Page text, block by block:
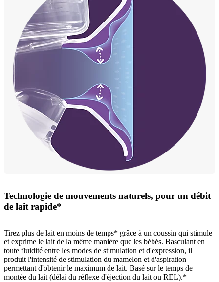
Technologie de mouvements naturels, pour un débit
de lait rapide*
Tirez plus de lait en moins de temps* grâce à un coussin qui stimule
et exprime le lait de la même manière que les bébés. Basculant en
toute fluidité entre les modes de stimulation et d'expression, il
produit l'intensité de stimulation du mamelon et d'aspiration
permettant d'obtenir le maximum de lait. Basé sur le temps de
montée du lait (délai du réflexe d'éjection du lait ou REL).*